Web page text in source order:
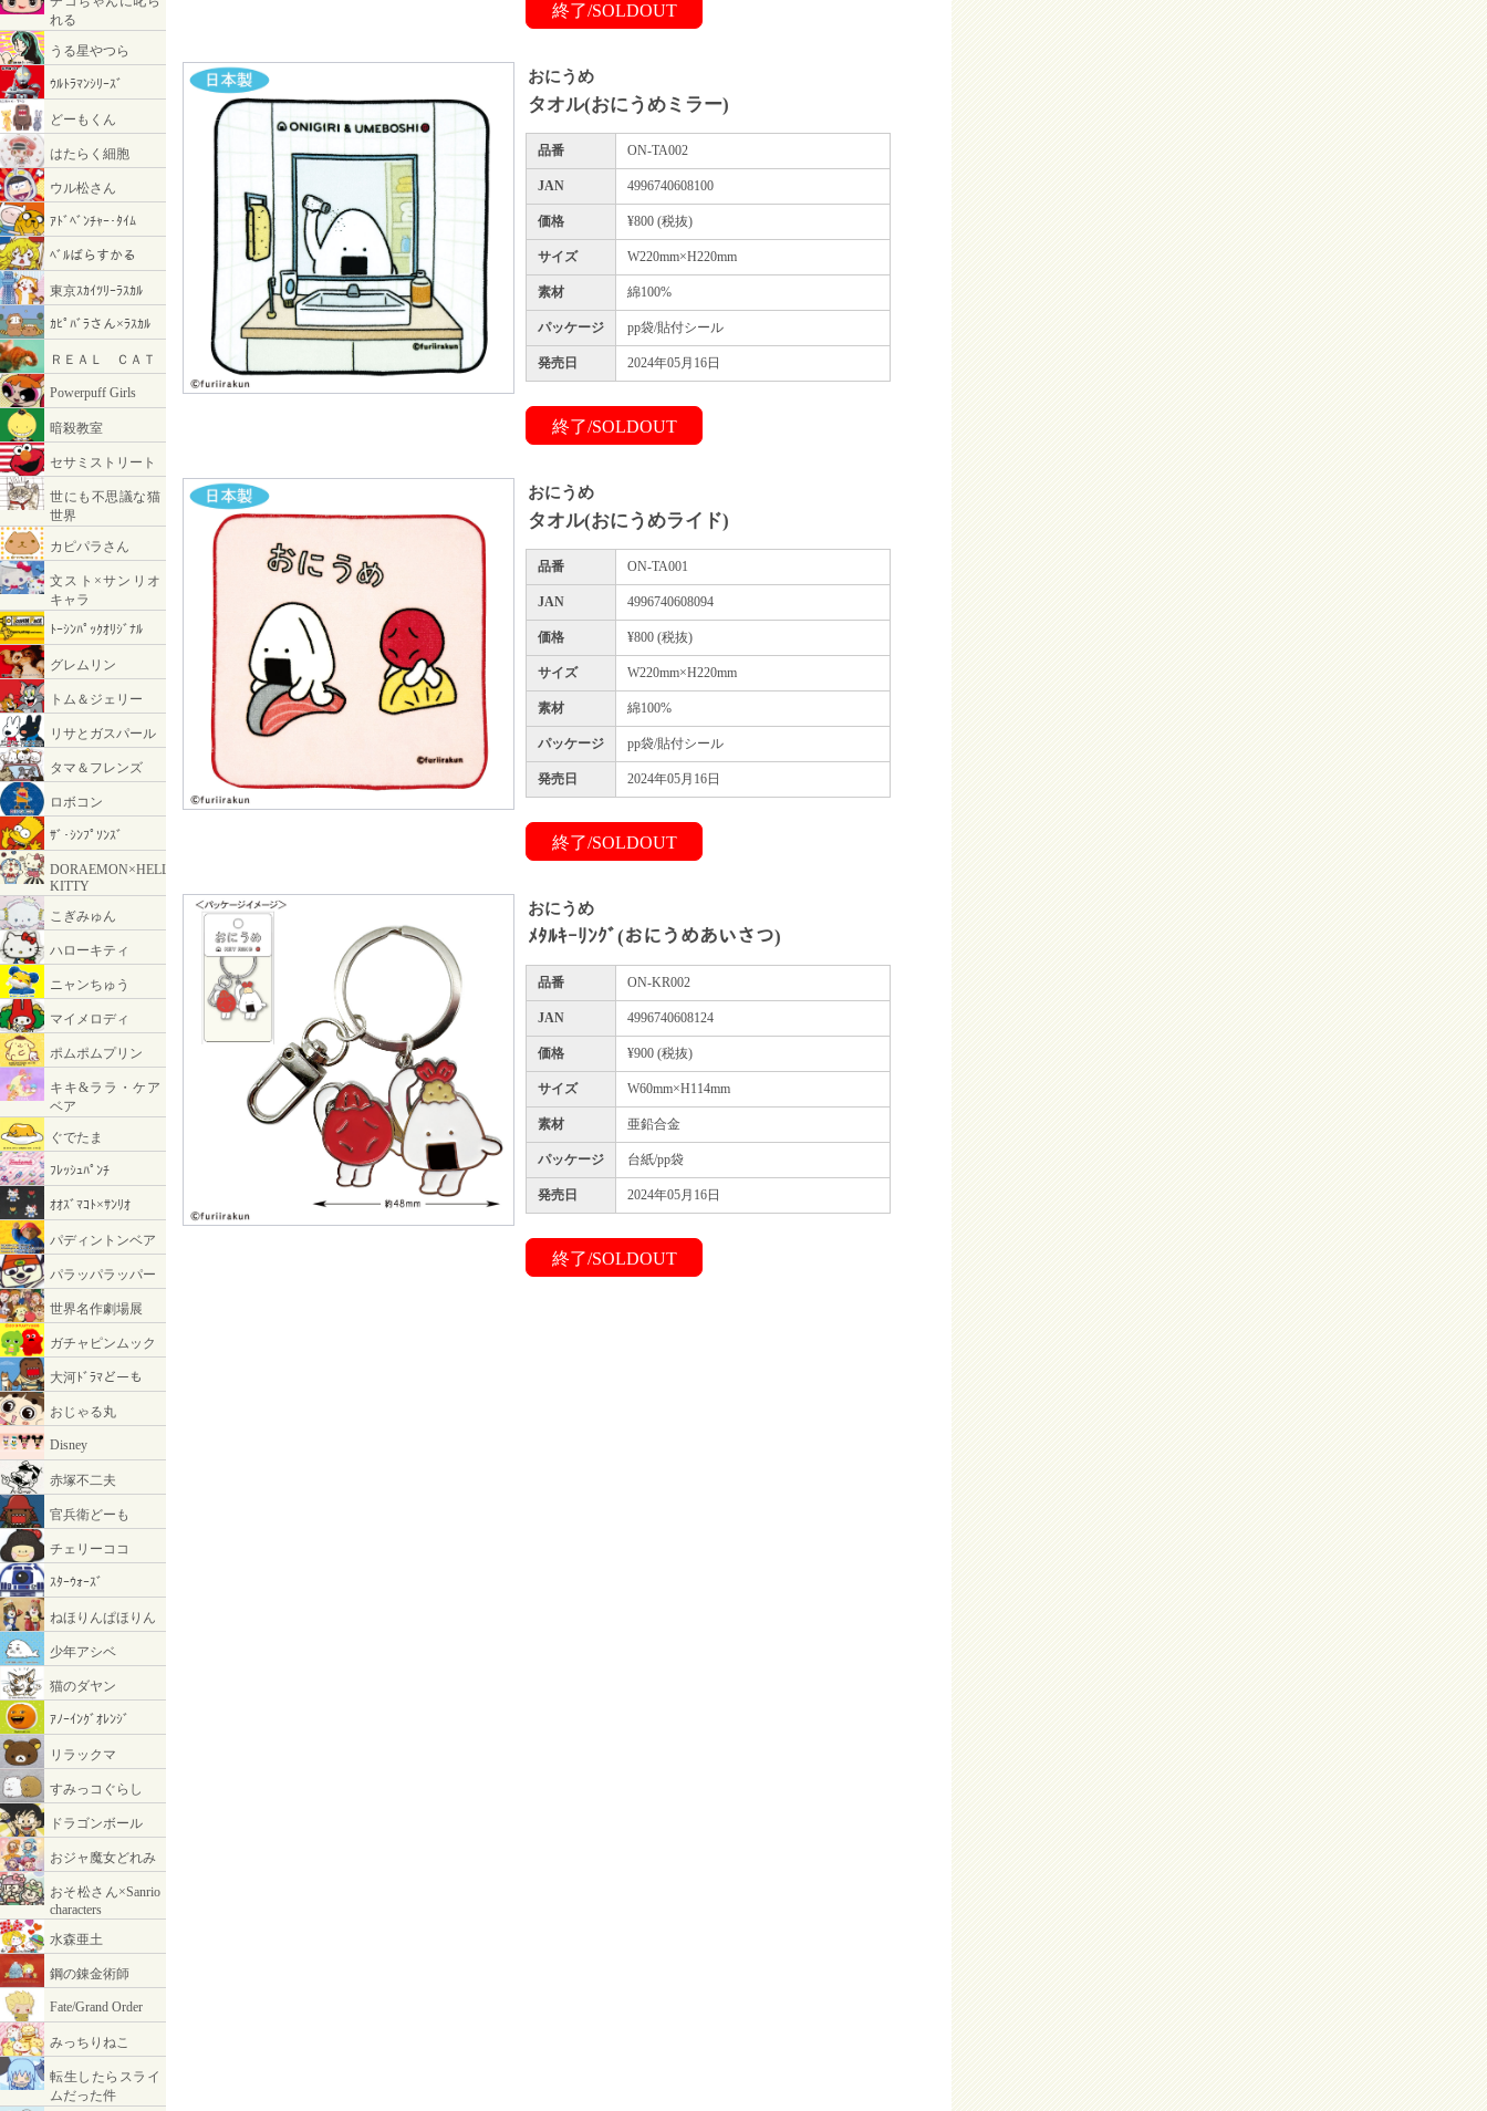
終了/SOLDOUT
おにうめ
タオル(おにうめミラー)
品番 ON-TA002
JAN 4996740608100
価格 ¥800 (税抜)
サイズ W220mm×H220mm
素材 綿100%
パッケージ pp袋/貼付シール
発売日 2024年05月16日
終了/SOLDOUT
おにうめ
タオル(おにうめライド)
品番 ON-TA001
JAN 4996740608094
価格 ¥800 (税抜)
サイズ W220mm×H220mm
素材 綿100%
パッケージ pp袋/貼付シール
発売日 2024年05月16日
終了/SOLDOUT
おにうめ
ﾒﾀﾙｷｰﾘﾝｸﾞ(おにうめあいさつ)
品番 ON-KR002
JAN 4996740608124
価格 ¥900 (税抜)
サイズ W60mm×H114mm
素材 亜鉛合金
パッケージ 台紙/pp袋
発売日 2024年05月16日
終了/SOLDOUT